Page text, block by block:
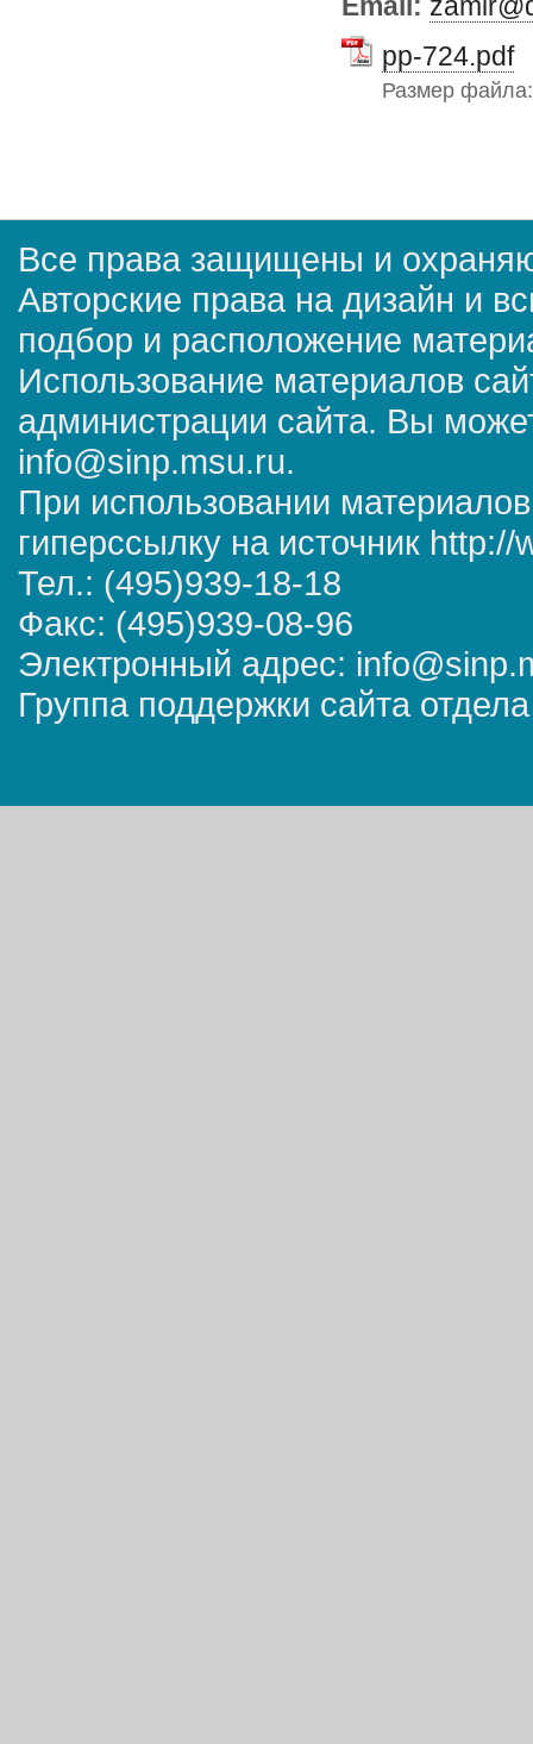
pp-724.pdf
Размер
Все права защищены и
Авторские права на дизайн и
подбор и расположение
Использование материалов
администрации сайта. Вы
info@sinp.msu.ru.
При использовании
гиперссылку на источник
Тел.: (495)939-18-18
Факс: (495)939-08-96
Электронный адрес:
Группа поддержки сайта